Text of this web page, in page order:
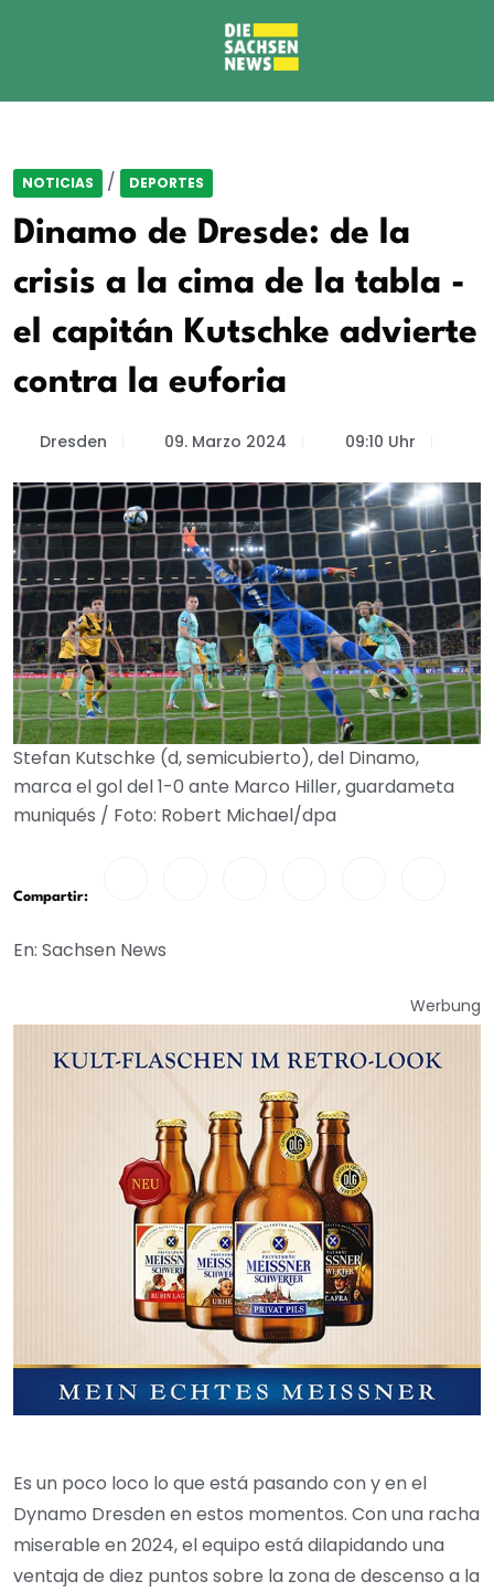
NOTICIAS / DEPORTES
Dinamo de Dresde: de la
crisis a la cima de la tabla -
el capitán Kutschke advierte
contra la euforia
Dresden 09. Marzo 2024 09:10 Uhr
Stefan Kutschke (d, semicubierto), del Dinamo,
marca el gol del 1-0 ante Marco Hiller, guardameta
muniqués / Foto: Robert Michael/dpa
Compartir:
En: Sachsen News
Werbung
Es un poco loco lo que está pasando con y en el
Dynamo Dresden en estos momentos. Con una racha
miserable en 2024, el equipo está dilapidando una
ventaja de diez puntos sobre la zona de descenso a la